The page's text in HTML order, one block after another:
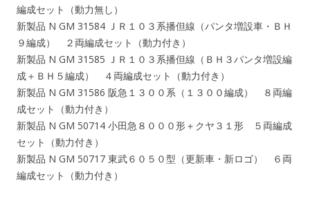
編成セット（動力無し）
新製品 N GM 31584 ＪＲ１０３系播但線（パンタ増設車・ＢＨ
９編成） ２両編成セット（動力付き）
新製品 N GM 31585 ＪＲ１０３系播但線（ＢＨ３パンタ増設編
成＋ＢＨ５編成） ４両編成セット（動力付き）
新製品 N GM 31586 阪急１３００系（１３００編成） ８両編
成セット（動力付き）
新製品 N GM 50714 小田急８０００形＋クヤ３１形 ５両編成
セット（動力付き）
新製品 N GM 50717 東武６０５０型（更新車・新ロゴ） ６両
編成セット（動力付き）